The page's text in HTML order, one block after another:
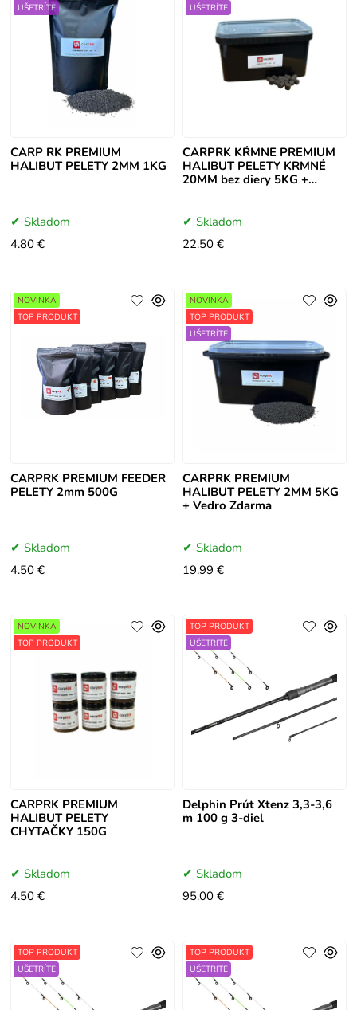
CARP RK PREMIUM
HALIBUT PELETY 2MM 1KG
UŠETRÍTE
Skladom
4.80 €
CARPRK KŔMNE PREMIUM
HALIBUT PELETY KRMNÉ
20MM bez diery 5KG +
UŠETRÍTE
Skladom
22.50 €
CARPRK PREMIUM FEEDER
PELETY 2mm 500G
NOVINKA
TOP PRODUKT
Skladom
4.50 €
CARPRK PREMIUM
HALIBUT PELETY 2MM 5KG
+ Vedro Zdarma
NOVINKA
TOP PRODUKT
UŠETRÍTE
Skladom
19.99 €
CARPRK PREMIUM
HALIBUT PELETY
CHYTAČKY 150G
NOVINKA
TOP PRODUKT
Skladom
4.50 €
Delphin Prút Xtenz 3,3-3,6
m 100 g 3-diel
TOP PRODUKT
UŠETRÍTE
Skladom
95.00 €
TOP PRODUKT
UŠETRÍTE
TOP PRODUKT
UŠETRÍTE